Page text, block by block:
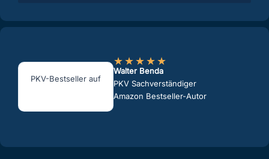
PKV-Bestseller auf
★★★★★
Walter Benda
PKV Sachverständiger
Amazon Bestseller-Autor